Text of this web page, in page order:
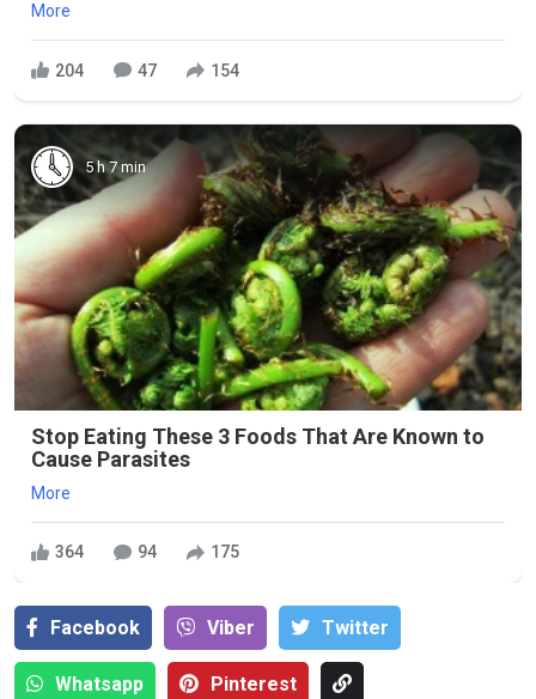
More
204 47 154
5 h 7 min
Stop Eating These 3 Foods That Are Known to
Cause Parasites
More
364 94 175
Facebook Viber Тwitter
Whatsapp Pinterest